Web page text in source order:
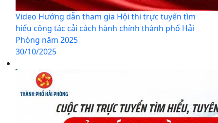
Video Hướng dẫn tham gia Hội thi trực tuyến tìm
hiểu công tác cải cách hành chính thành phố Hải
Phòng năm 2025
30/10/2025